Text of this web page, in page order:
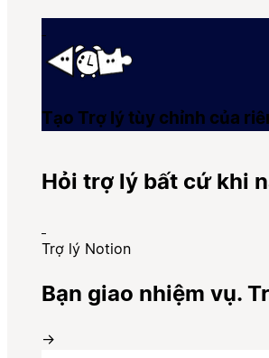
Tạo Trợ lý tùy chỉnh của
Hỏi trợ lý bất cứ khi
Trợ lý Notion
Bạn giao nhiệm vụ.
→